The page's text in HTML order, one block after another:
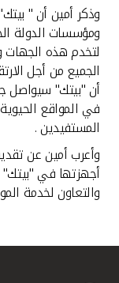
وذكر أمين أن "
ومؤسسات الدولة
لتخدم هذه الجهات
الجميع من أجل
أن "بيتك" سيواصل
في المواقع الحيوية
المستفيدين .
وأعرب أمين عن
أجهزتها في "بيتك"
والتعاون لخدمة